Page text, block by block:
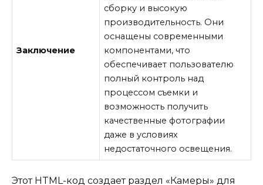
Заключение
сборку и высокую
производительность. Они
оснащены современными
компонентами, что
обеспечивает пользователю
полный контроль над
процессом съемки и
возможность получить
качественные фотографии
даже в условиях
недостаточного освещения.
Этот HTML-код создает раздел «Камеры» для